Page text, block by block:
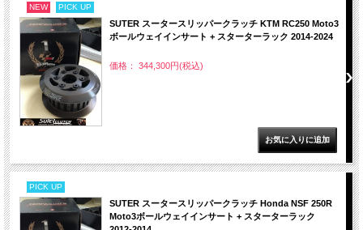
NEW PICK UP
SUTER スータースリッパークラッチ KTM RC250 Moto3
ボールウェイインサート + スターターラック 2014-2024
価格： 344,300円(税込)
PICK UP
SUTER スータースリッパークラッチ Honda NSF 250R
Moto3ボールウェイインサート + スターターラック